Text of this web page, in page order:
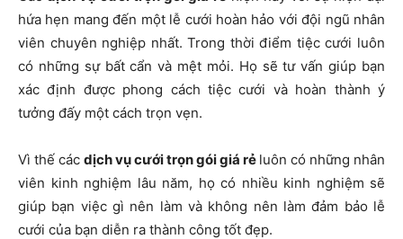
hứa hẹn mang đến một lễ cưới hoàn hảo với đội ngũ nhân
viên chuyên nghiệp nhất. Trong thời điểm tiệc cưới luôn
có những sự bất cẩn và mệt mỏi. Họ sẽ tư vấn giúp bạn
xác định được phong cách tiệc cưới và hoàn thành ý
tưởng đấy một cách trọn vẹn.
Vì thế các dịch vụ cưới trọn gói giá rẻ luôn có những nhân
viên kinh nghiệm lâu năm, họ có nhiều kinh nghiệm sẽ
giúp bạn việc gì nên làm và không nên làm đảm bảo lễ
cưới của bạn diễn ra thành công tốt đẹp.